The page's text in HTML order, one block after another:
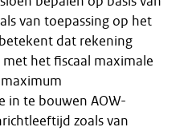
van toepassing op het
dat rekening
het fiscaal maximale
in te bouwen AOW-
zoals van